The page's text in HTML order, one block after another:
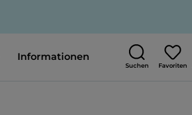
Informationen
Suchen Favoriten